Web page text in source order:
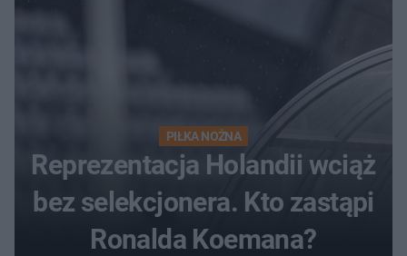
PIŁKA NOŻNA
Reprezentacja Holandii wciąż
bez selekcjonera. Kto zastąpi
Ronalda Koemana?